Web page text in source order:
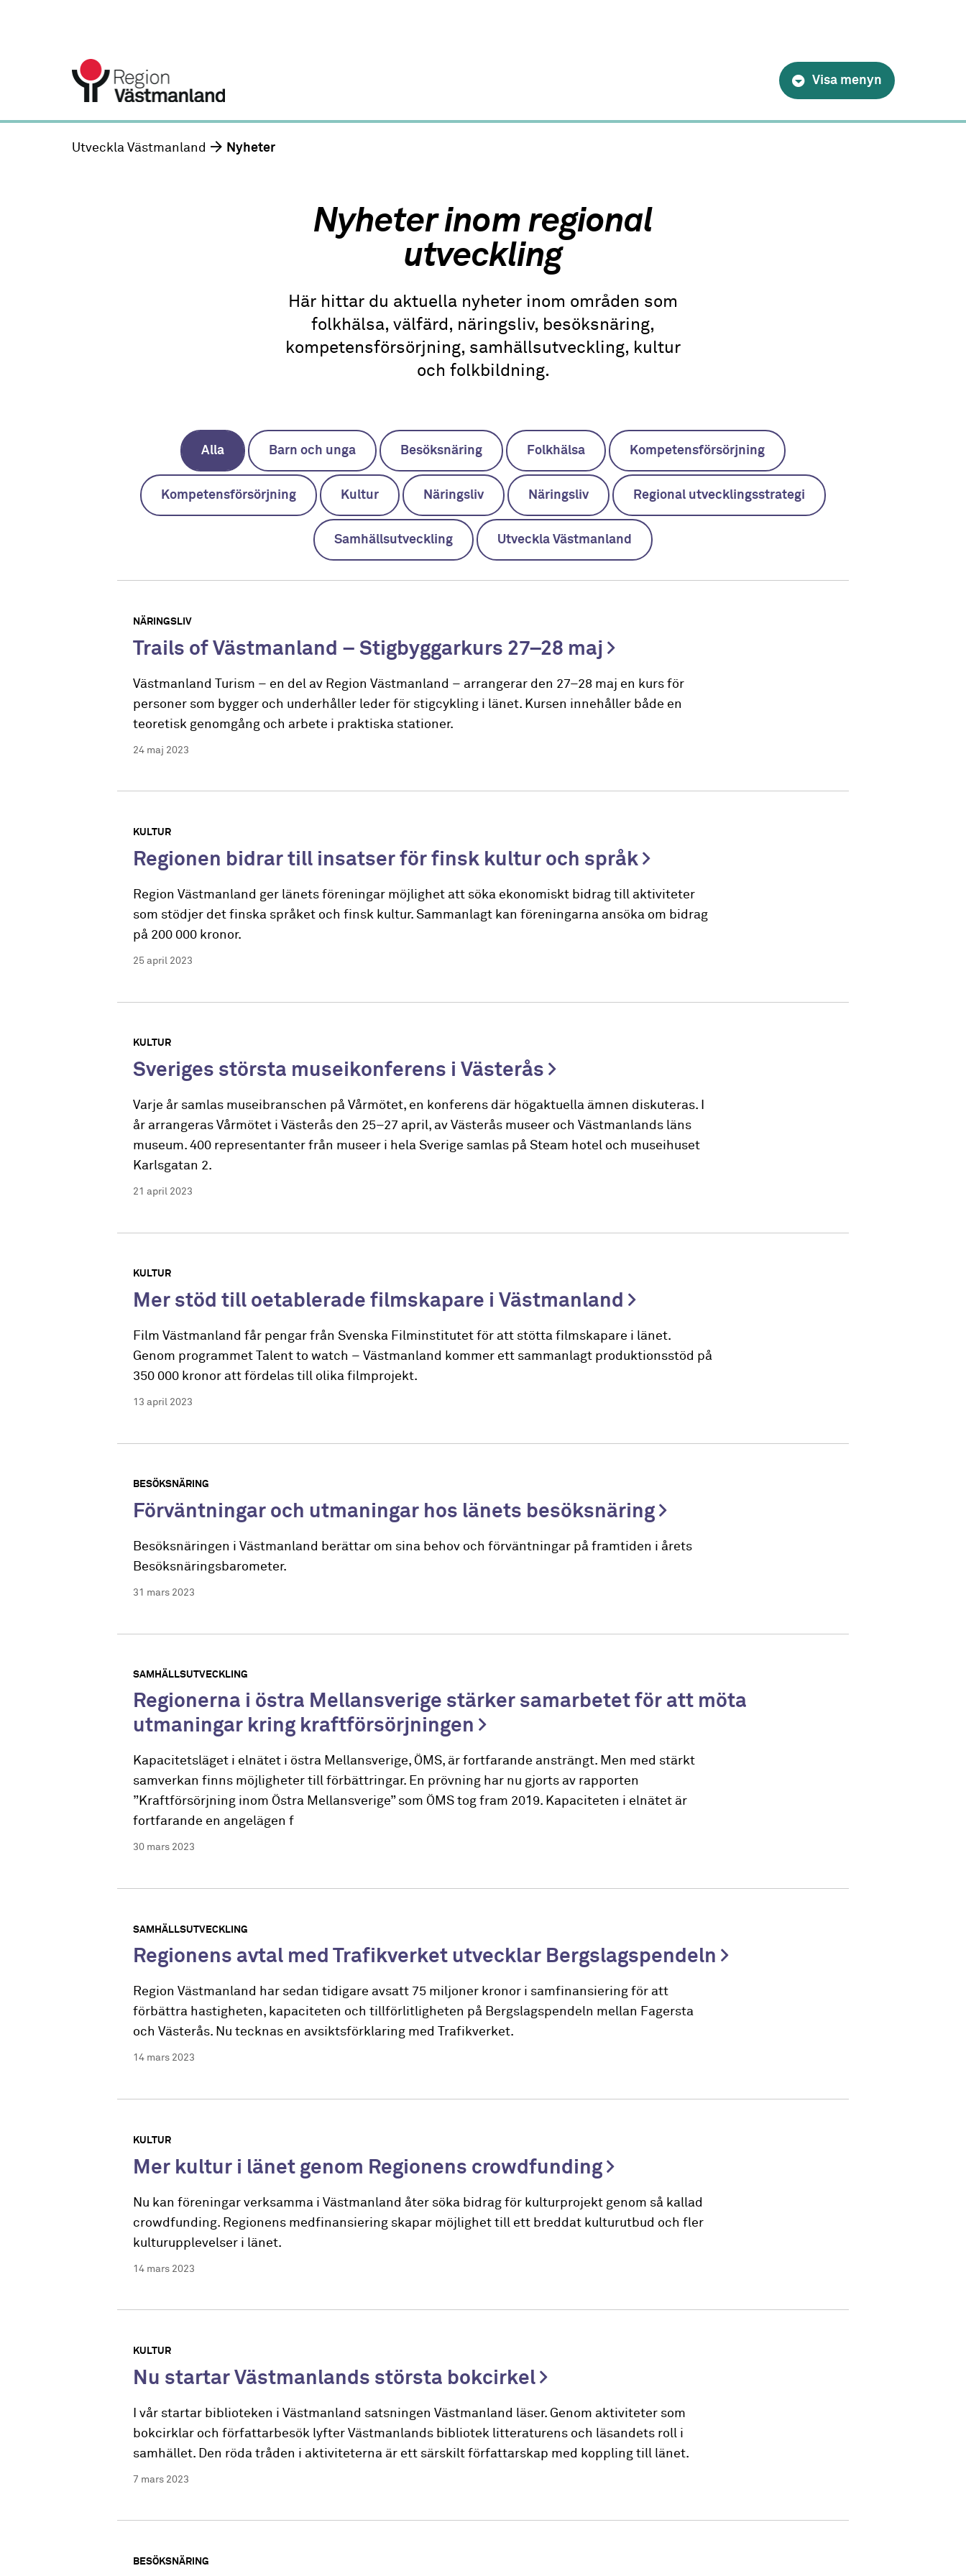
Visa menyn
Utveckla Västmanland Nyheter
Nyheter inom regional
utveckling
Här hittar du aktuella nyheter inom områden som
folkhälsa, välfärd, näringsliv, besöksnäring,
kompetensförsörjning, samhällsutveckling, kultur
och folkbildning.
Alla Barn och unga Besöksnäring Folkhälsa Kompetensförsörjning
Kompetensförsörjning Kultur Näringsliv Näringsliv Regional utvecklingsstrategi
Samhällsutveckling Utveckla Västmanland
NÄRINGSLIV
Trails of Västmanland – Stigbyggarkurs 27–28 maj
Västmanland Turism – en del av Region Västmanland – arrangerar den 27–28 maj en kurs för
personer som bygger och underhåller leder för stigcykling i länet. Kursen innehåller både en
teoretisk genomgång och arbete i praktiska stationer.
24 maj 2023
KULTUR
Regionen bidrar till insatser för finsk kultur och språk
Region Västmanland ger länets föreningar möjlighet att söka ekonomiskt bidrag till aktiviteter
som stödjer det finska språket och finsk kultur. Sammanlagt kan föreningarna ansöka om bidrag
på 200 000 kronor.
25 april 2023
KULTUR
Sveriges största museikonferens i Västerås
Varje år samlas museibranschen på Vårmötet, en konferens där högaktuella ämnen diskuteras. I
år arrangeras Vårmötet i Västerås den 25–27 april, av Västerås museer och Västmanlands läns
museum. 400 representanter från museer i hela Sverige samlas på Steam hotel och museihuset
Karlsgatan 2.
21 april 2023
KULTUR
Mer stöd till oetablerade filmskapare i Västmanland
Film Västmanland får pengar från Svenska Filminstitutet för att stötta filmskapare i länet.
Genom programmet Talent to watch – Västmanland kommer ett sammanlagt produktionsstöd på
350 000 kronor att fördelas till olika filmprojekt.
13 april 2023
BESÖKSNÄRING
Förväntningar och utmaningar hos länets besöksnäring
Besöksnäringen i Västmanland berättar om sina behov och förväntningar på framtiden i årets
Besöksnäringsbarometer.
31 mars 2023
SAMHÄLLSUTVECKLING
Regionerna i östra Mellansverige stärker samarbetet för att möta
utmaningar kring kraftförsörjningen
Kapacitetsläget i elnätet i östra Mellansverige, ÖMS, är fortfarande ansträngt. Men med stärkt
samverkan finns möjligheter till förbättringar. En prövning har nu gjorts av rapporten
”Kraftförsörjning inom Östra Mellansverige” som ÖMS tog fram 2019. Kapaciteten i elnätet är
fortfarande en angelägen f
30 mars 2023
SAMHÄLLSUTVECKLING
Regionens avtal med Trafikverket utvecklar Bergslagspendeln
Region Västmanland har sedan tidigare avsatt 75 miljoner kronor i samfinansiering för att
förbättra hastigheten, kapaciteten och tillförlitligheten på Bergslagspendeln mellan Fagersta
och Västerås. Nu tecknas en avsiktsförklaring med Trafikverket.
14 mars 2023
KULTUR
Mer kultur i länet genom Regionens crowdfunding
Nu kan föreningar verksamma i Västmanland åter söka bidrag för kulturprojekt genom så kallad
crowdfunding. Regionens medfinansiering skapar möjlighet till ett breddat kulturutbud och fler
kulturupplevelser i länet.
14 mars 2023
KULTUR
Nu startar Västmanlands största bokcirkel
I vår startar biblioteken i Västmanland satsningen Västmanland läser. Genom aktiviteter som
bokcirklar och författarbesök lyfter Västmanlands bibliotek litteraturens och läsandets roll i
samhället. Den röda tråden i aktiviteterna är ett särskilt författarskap med koppling till länet.
7 mars 2023
BESÖKSNÄRING